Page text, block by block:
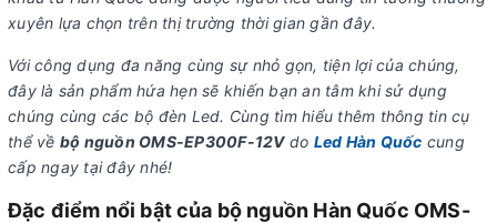
xuyên lựa chọn trên thị trường thời gian gần đây.
Với công dụng đa năng cùng sự nhỏ gọn, tiện lợi của chúng,
đây là sản phẩm hứa hẹn sẽ khiến bạn an tâm khi sử dụng
chúng cùng các bộ đèn Led. Cùng tìm hiểu thêm thông tin cụ
thể về bộ nguồn OMS-EP300F-12Vdo Led Hàn Quốc cung
cấp ngay tại đây nhé!
Đặc điểm nổi bật của bộ nguồn Hàn Quốc OMS-